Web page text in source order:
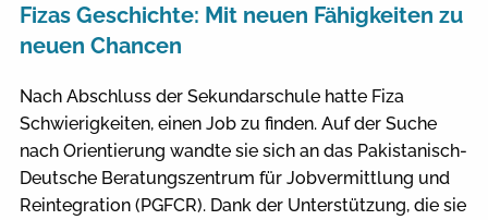
Fizas Geschichte: Mit neuen Fähigkeiten zu
neuen Chancen
Nach Abschluss der Sekundarschule hatte Fiza
Schwierigkeiten, einen Job zu finden. Auf der Suche
nach Orientierung wandte sie sich an das Pakistanisch-
Deutsche Beratungszentrum für Jobvermittlung und
Reintegration (PGFCR). Dank der Unterstützung, die sie